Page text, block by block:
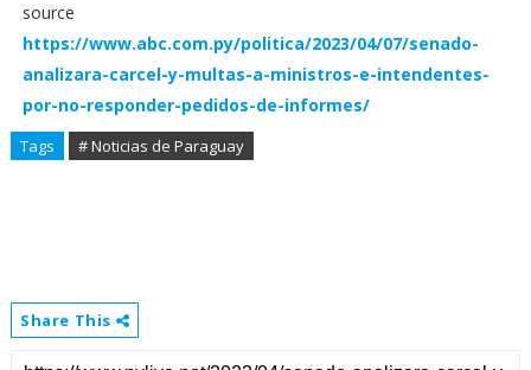
source
https://www.abc.com.py/politica/2023/04/07/senado-
analizara-carcel-y-multas-a-ministros-e-intendentes-
por-no-responder-pedidos-de-informes/
Tags # Noticias de Paraguay
Share This